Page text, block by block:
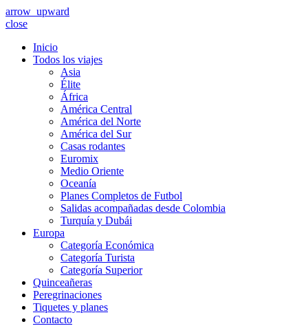
arrow_upward
close
Inicio
Todos los viajes
Asia
Élite
África
América Central
América del Norte
América del Sur
Casas rodantes
Euromix
Medio Oriente
Oceanía
Planes Completos de Futbol
Salidas acompañadas desde Colombia
Turquía y Dubái
Europa
Categoría Económica
Categoría Turista
Categoría Superior
Quinceañeras
Peregrinaciones
Tiquetes y planes
Contacto